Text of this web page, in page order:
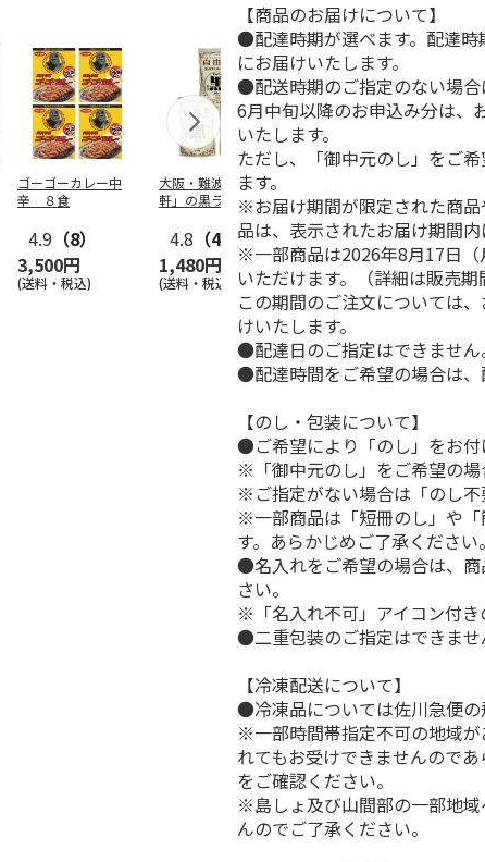
ゴーゴーカレー中
辛 ８食
4.9 （8）
3,500円
(送料・税込)
大阪・難波 「自由
軒」の黒ラベルカレ
ー Ａ（３食）
4.8 （4）
1,480円
(送料・税込)
4.5（2）
1,500円
(送料・税込)
ーフ
（４食
4.2
(送料
【商品のお届けについて】
●配達時期が選べます。配達
にお届けいたします。
●配送時期のご指定のない場合
6月中旬以降のお申込み分は、
いたします。
ただし、「御中元のし」をご
ます。
※お届け期間が限定された商
品は、表示されたお届け期間内
※一部商品は2026年8月17日
いただけます。（詳細は販売期
この期間のご注文については
けいたします。
●配達日のご指定はできません
●配達時間をご希望の場合は、
【のし・包装について】
●ご希望により「のし」をお付
※「御中元のし」をご希望の場
※ご指定がない場合は「のし不
※一部商品は「短冊のし」や
す。あらかじめご了承ください。
●名入れをご希望の場合は、
さい。
※「名入れ不可」アイコン付き
●二重包装のご指定はできませ
【冷凍配送について】
●冷凍品については佐川急便の
※一部時間帯指定不可の地域
れてもお受けできませんので
をご確認ください。
※島しょ及び山間部の一部地
んのでご了承ください。